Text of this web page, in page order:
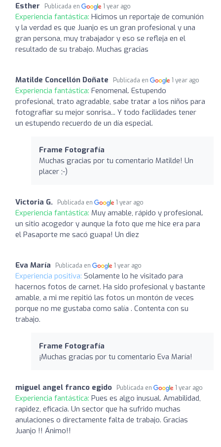
Esther Publicada en 1 year ago
Experiencia fantástica: Hicimos un reportaje de comunión
y la verdad es que Juanjo es un gran profesional y una
gran persona, muy trabajador y eso se refleja en el
resultado de su trabajo. Muchas gracias
Matilde Concellón Doñate Publicada en 1 year ago
Experiencia fantástica: Fenomenal. Estupendo
profesional, trato agradable, sabe tratar a los niños para
fotografiar su mejor sonrisa... Y todo facilidades tener
un estupendo recuerdo de un día especial.
Frame Fotografía
Muchas gracias por tu comentario Matilde! Un
placer ;-)
Victoria G. Publicada en 1 year ago
Experiencia fantástica: Muy amable, rápido y profesional.
un sitio acogedor y aunque la foto que me hice era para
el Pasaporte me sacó guapa! Un diez
Eva María Publicada en 1 year ago
Experiencia positiva: Solamente lo he visitado para
hacernos fotos de carnet. Ha sido profesional y bastante
amable, a mi me repitió las fotos un montón de veces
porque no me gustaba como salía . Contenta con su
trabajo.
Frame Fotografía
¡Muchas gracias por tu comentario Eva María!
miguel angel franco egido Publicada en 1 year ago
Experiencia fantástica: Pues es algo inusual. Amabilidad,
rapidez, eficacia. Un sector que ha sufrido muchas
anulaciones o directamente falta de trabajo. Gracias
Juanjo !! Ánimo!!